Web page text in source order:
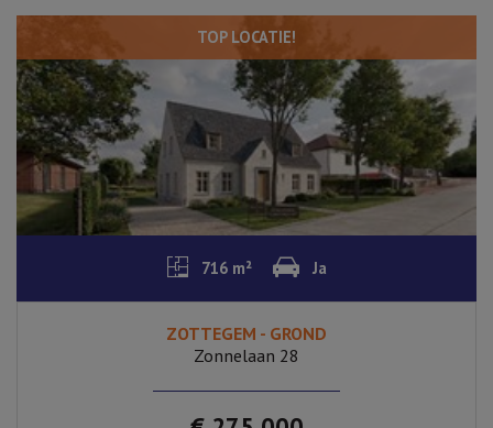
TOP LOCATIE!
716 m² Ja
ZOTTEGEM - GROND
Zonnelaan 28